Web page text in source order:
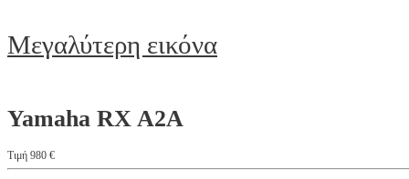
Μεγαλύτερη εικόνα
Yamaha RX A2A
Τιμή 980 €